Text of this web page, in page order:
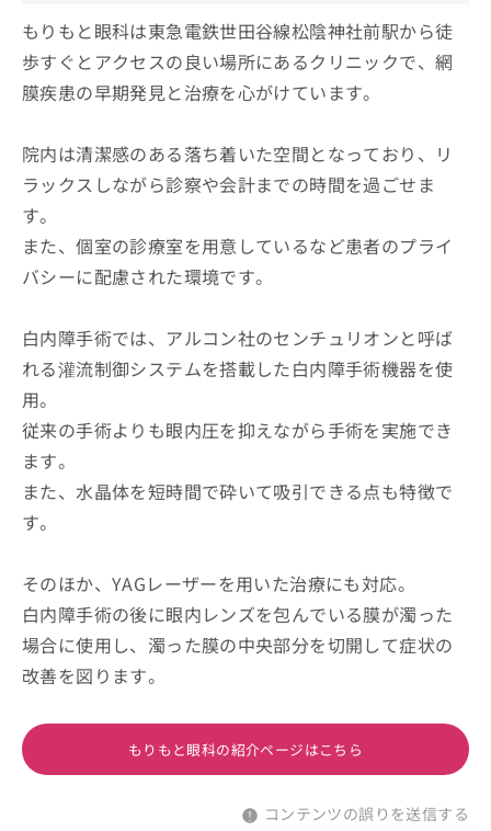
もりもと眼科は東急電鉄世田谷線松陰神社前駅から徒
歩すぐとアクセスの良い場所にあるクリニックで、網
膜疾患の早期発見と治療を心がけています。
院内は清潔感のある落ち着いた空間となっており、リ
ラックスしながら診察や会計までの時間を過ごせま
す。
また、個室の診療室を用意しているなど患者のプライ
バシーに配慮された環境です。
白内障手術では、アルコン社のセンチュリオンと呼ば
れる灌流制御システムを搭載した白内障手術機器を使
用。
従来の手術よりも眼内圧を抑えながら手術を実施でき
ます。
また、水晶体を短時間で砕いて吸引できる点も特徴で
す。
そのほか、YAGレーザーを用いた治療にも対応。
白内障手術の後に眼内レンズを包んでいる膜が濁った
場合に使用し、濁った膜の中央部分を切開して症状の
改善を図ります。
もりもと眼科の紹介ページはこちら
コンテンツの誤りを送信する